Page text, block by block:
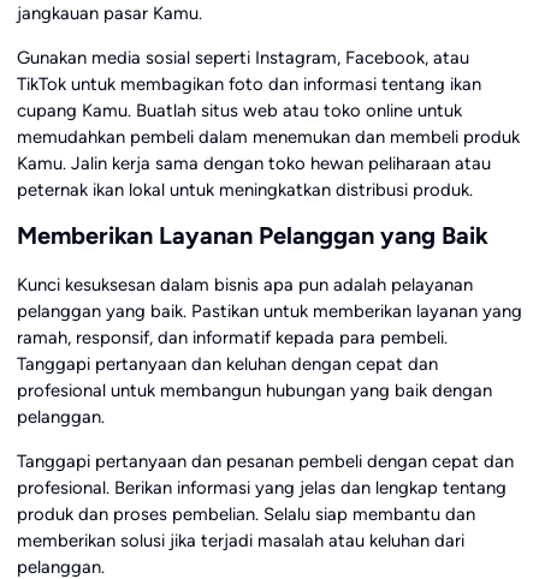
jangkauan pasar Kamu.
Gunakan media sosial seperti Instagram, Facebook, atau
TikTok untuk membagikan foto dan informasi tentang ikan
cupang Kamu. Buatlah situs web atau toko online untuk
memudahkan pembeli dalam menemukan dan membeli produk
Kamu. Jalin kerja sama dengan toko hewan peliharaan atau
peternak ikan lokal untuk meningkatkan distribusi produk.
Memberikan Layanan Pelanggan yang Baik
Kunci kesuksesan dalam bisnis apa pun adalah pelayanan
pelanggan yang baik. Pastikan untuk memberikan layanan yang
ramah, responsif, dan informatif kepada para pembeli.
Tanggapi pertanyaan dan keluhan dengan cepat dan
profesional untuk membangun hubungan yang baik dengan
pelanggan.
Tanggapi pertanyaan dan pesanan pembeli dengan cepat dan
profesional. Berikan informasi yang jelas dan lengkap tentang
produk dan proses pembelian. Selalu siap membantu dan
memberikan solusi jika terjadi masalah atau keluhan dari
pelanggan.